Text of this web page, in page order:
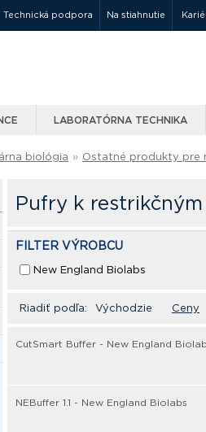
Technická podpora Na stiahnutie
LABORATÓRNA TECHNIKA
biológia » Ostatné produkty pre
Pufry k
FILTER VÝROBCU
New England Biolabs
Riadiť podľa: Východzie Ceny
CutSmart Buffer - New England
NEBuffer 1.1 - New England Biolabs